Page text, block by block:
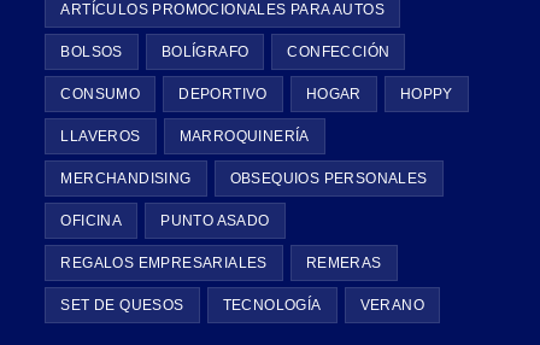
ARTÍCULOS PROMOCIONALES PARA AUTOS
BOLSOS BOLÍGRAFO CONFECCIÓN
CONSUMO DEPORTIVO HOGAR HOPPY
LLAVEROS MARROQUINERÍA
MERCHANDISING OBSEQUIOS PERSONALES
OFICINA PUNTO ASADO
REGALOS EMPRESARIALES REMERAS
SET DE QUESOS TECNOLOGÍA VERANO